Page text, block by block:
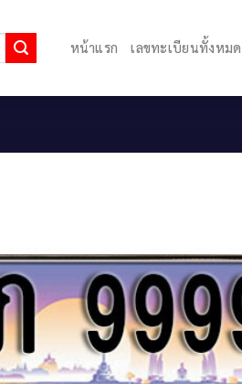
หน้าแรก เลขทะเบียนทั้งหมด